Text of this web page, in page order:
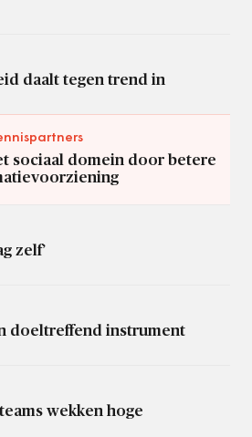
daalt tegen trend in
sociaal domein door betere
zelf’
doeltreffend instrument
wekken hoge